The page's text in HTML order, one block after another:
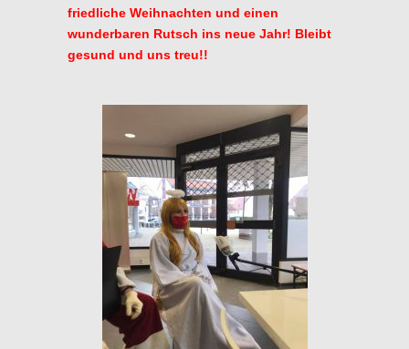
friedliche Weihnachten und einen
wunderbaren Rutsch ins neue Jahr! Bleibt
gesund und uns treu!!